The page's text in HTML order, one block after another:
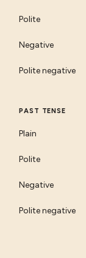
Polite
Negative
Polite negative
PAST TENSE
Plain
Polite
Negative
Polite negative